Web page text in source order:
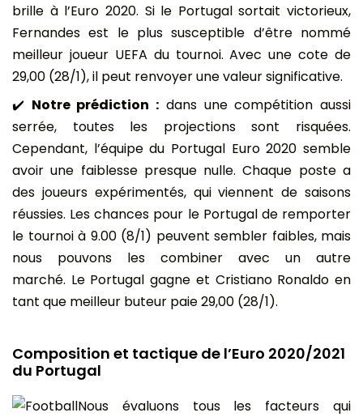
brille à l’Euro 2020. Si le Portugal sortait victorieux,
Fernandes est le plus susceptible d’être nommé
meilleur joueur UEFA du tournoi. Avec une cote de
29,00 (28/1), il peut renvoyer une valeur significative.
✔️ Notre prédiction : dans une compétition aussi
serrée, toutes les projections sont risquées.
Cependant, l’équipe du Portugal Euro 2020 semble
avoir une faiblesse presque nulle. Chaque poste a
des joueurs expérimentés, qui viennent de saisons
réussies. Les chances pour le Portugal de remporter
le tournoi à 9.00 (8/1) peuvent sembler faibles, mais
nous pouvons les combiner avec un autre
marché. Le Portugal gagne et Cristiano Ronaldo en
tant que meilleur buteur paie 29,00 (28/1).
Composition et tactique de l’Euro 2020/2021
du Portugal
Nous évaluons tous les facteurs qui